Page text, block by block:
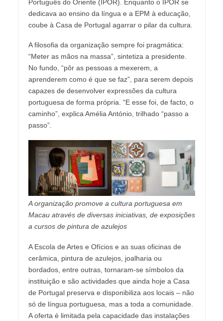
Português do Oriente (IPOR). Enquanto o IPOR se
dedicava ao ensino da língua e a EPM à educação,
coube à Casa de Portugal agarrar o pilar da cultura.
A filosofia da organização sempre foi pragmática:
“Meter as mãos na massa”, sintetiza a presidente.
No fundo, “pôr as pessoas a mexerem, a
aprenderem como é que se faz”, para serem depois
capazes de desenvolver expressões da cultura
portuguesa de forma própria. “E esse foi, de facto, o
caminho”, explica Amélia António, trilhado “passo a
passo”.
A organização promove a cultura portuguesa em
Macau através de diversas iniciativas, de exposições
a cursos de pintura de azulejos
A Escola de Artes e Ofícios e as suas oficinas de
cerâmica, pintura de azulejos, joalharia ou
bordados, entre outras, tornaram-se símbolos da
instituição e são actividades que ainda hoje a Casa
de Portugal preserva e disponibiliza aos locais – não
só de língua portuguesa, mas a toda a comunidade.
A oferta é limitada pela capacidade das instalações